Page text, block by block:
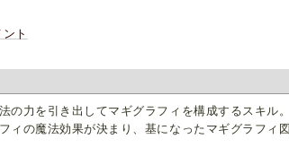
ト
の力を引き出してマギグラフィを構成するスキル。
ィの魔法効果が決まり、基になったマギグラフィ